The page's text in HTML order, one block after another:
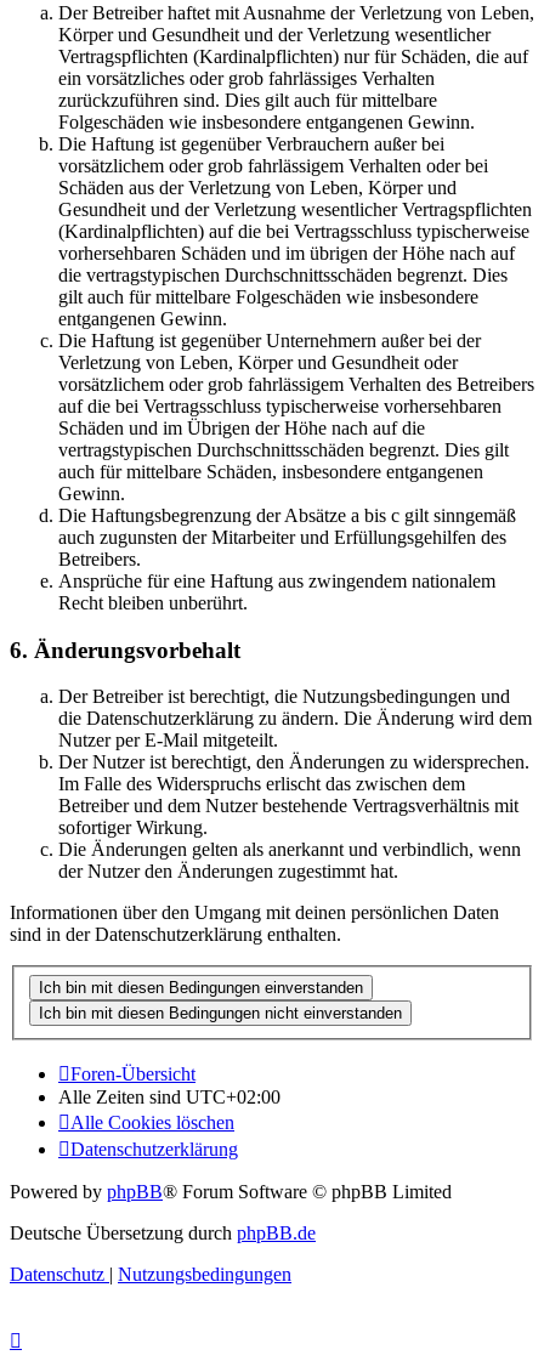
Der Betreiber haftet mit Ausnahme der Verletzung von Leben,
Körper und Gesundheit und der Verletzung wesentlicher
Vertragspflichten (Kardinalpflichten) nur für Schäden, die auf
ein vorsätzliches oder grob fahrlässiges Verhalten
zurückzuführen sind. Dies gilt auch für mittelbare
Folgeschäden wie insbesondere entgangenen Gewinn.
Die Haftung ist gegenüber Verbrauchern außer bei
vorsätzlichem oder grob fahrlässigem Verhalten oder bei
Schäden aus der Verletzung von Leben, Körper und
Gesundheit und der Verletzung wesentlicher Vertragspflichten
(Kardinalpflichten) auf die bei Vertragsschluss typischerweise
vorhersehbaren Schäden und im übrigen der Höhe nach auf
die vertragstypischen Durchschnittsschäden begrenzt. Dies
gilt auch für mittelbare Folgeschäden wie insbesondere
entgangenen Gewinn.
Die Haftung ist gegenüber Unternehmern außer bei der
Verletzung von Leben, Körper und Gesundheit oder
vorsätzlichem oder grob fahrlässigem Verhalten des Betreibers
auf die bei Vertragsschluss typischerweise vorhersehbaren
Schäden und im Übrigen der Höhe nach auf die
vertragstypischen Durchschnittsschäden begrenzt. Dies gilt
auch für mittelbare Schäden, insbesondere entgangenen
Gewinn.
Die Haftungsbegrenzung der Absätze a bis c gilt sinngemäß
auch zugunsten der Mitarbeiter und Erfüllungsgehilfen des
Betreibers.
Ansprüche für eine Haftung aus zwingendem nationalem
Recht bleiben unberührt.
6. Änderungsvorbehalt
Der Betreiber ist berechtigt, die Nutzungsbedingungen und
die Datenschutzerklärung zu ändern. Die Änderung wird dem
Nutzer per E-Mail mitgeteilt.
Der Nutzer ist berechtigt, den Änderungen zu widersprechen.
Im Falle des Widerspruchs erlischt das zwischen dem
Betreiber und dem Nutzer bestehende Vertragsverhältnis mit
sofortiger Wirkung.
Die Änderungen gelten als anerkannt und verbindlich, wenn
der Nutzer den Änderungen zugestimmt hat.
Informationen über den Umgang mit deinen persönlichen Daten
sind in der Datenschutzerklärung enthalten.
Foren-Übersicht
Alle Zeiten sind UTC+02:00
Alle Cookies löschen
Datenschutzerklärung
Powered by phpBB® Forum Software © phpBB Limited
Deutsche Übersetzung durch phpBB.de
Datenschutz | Nutzungsbedingungen